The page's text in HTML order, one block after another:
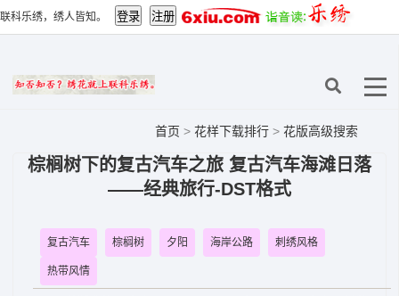
联科乐绣，绣人皆知。
首页 > 花样下载排行 > 花版高级搜索
棕榈树下的复古汽车之旅 复古汽车海滩日落
——经典旅行-DST格式
复古汽车 棕榈树 夕阳 海岸公路 刺绣风格
热带风情